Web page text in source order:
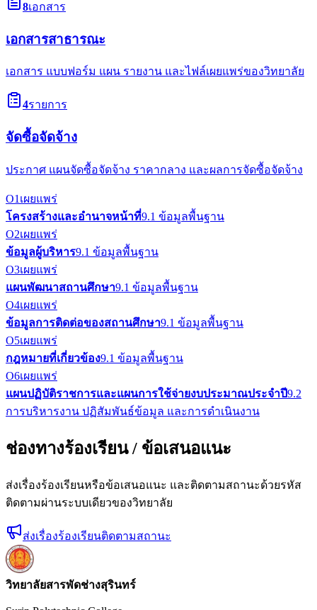
8เอกสาร
เอกสารสาธารณะ
เอกสาร แบบฟอร์ม แผน รายงาน และไฟล์เผยแพร่ของวิทยาลัย
4รายการ
จัดซื้อจัดจ้าง
ประกาศ แผนจัดซื้อจัดจ้าง ราคากลาง และผลการจัดซื้อจัดจ้าง
O1 เผยแพร่
โครงสร้างและอำนาจหน้าที่9.1 ข้อมูลพื้นฐาน
O2เผยแพร่
ข้อมูลผู้บริหาร9.1 ข้อมูลพื้นฐาน
O3เผยแพร่
แผนพัฒนาสถานศึกษา9.1 ข้อมูลพื้นฐาน
O4เผยแพร่
ข้อมูลการติดต่อของสถานศึกษา9.1 ข้อมูลพื้นฐาน
O5เผยแพร่
กฎหมายที่เกี่ยวข้อง9.1 ข้อมูลพื้นฐาน
O6เผยแพร่
แผนปฏิบัติราชการและแผนการใช้จ่ายงบประมาณประจำปี9.2
การบริหารงาน ปฏิสัมพันธ์ข้อมูล และการดำเนินงาน
ช่องทางร้องเรียน / ข้อเสนอแนะ
ส่งเรื่องร้องเรียนหรือข้อเสนอแนะ และติดตามสถานะด้วยรหัส
ติดตามผ่านระบบเดียวของวิทยาลัย
ส่งเรื่องร้องเรียนติดตามสถานะ
วิทยาลัยสารพัดช่างสุรินทร์